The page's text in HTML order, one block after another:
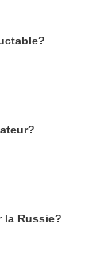
pour la Russie?